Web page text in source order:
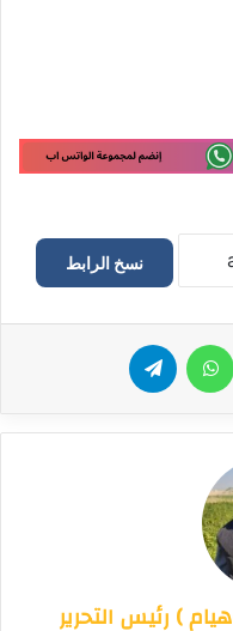
نسخ الرابط
) رئيس التحرير